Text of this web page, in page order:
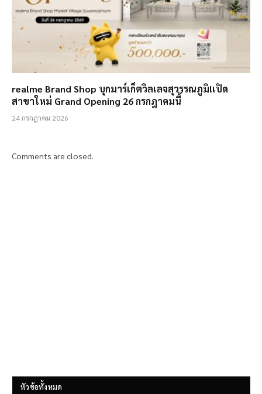
realme Brand Shop บุกมาร์เก็ตวิลเลจสุวรรณภูมิ!เปิด
สาขาใหม่ Grand Opening 26 กรกฎาคมนี้
24 กรกฎาคม 2026
Comments are closed.
หัวข้อทั้งหมด